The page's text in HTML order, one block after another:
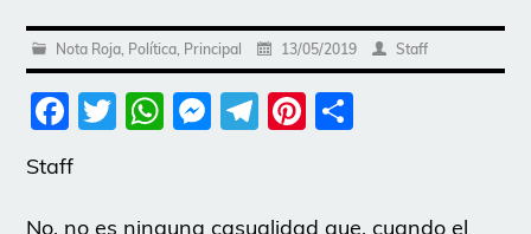
Nota Roja Política Principal 13/05/2019 Staff
Facebook
Twitter
WhatsApp
Messenger
Telegram
Pinterest
Staff
No, no es ninguna casualidad que, cuando el